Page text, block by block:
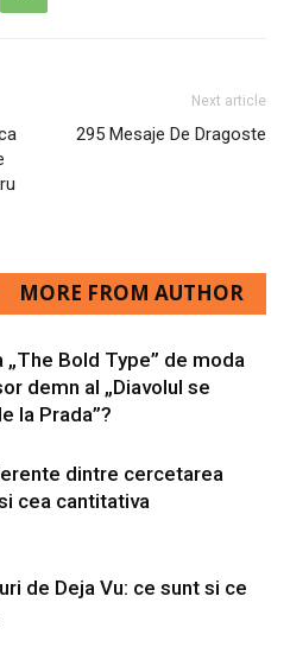
Next article
295 Mesaje De Dragoste
MORE FROM AUTHOR
„The Bold Type” de moda
demn al „Diavolul se
la Prada”?
dintre cercetarea
cea cantitativa
de Deja Vu: ce sunt si ce